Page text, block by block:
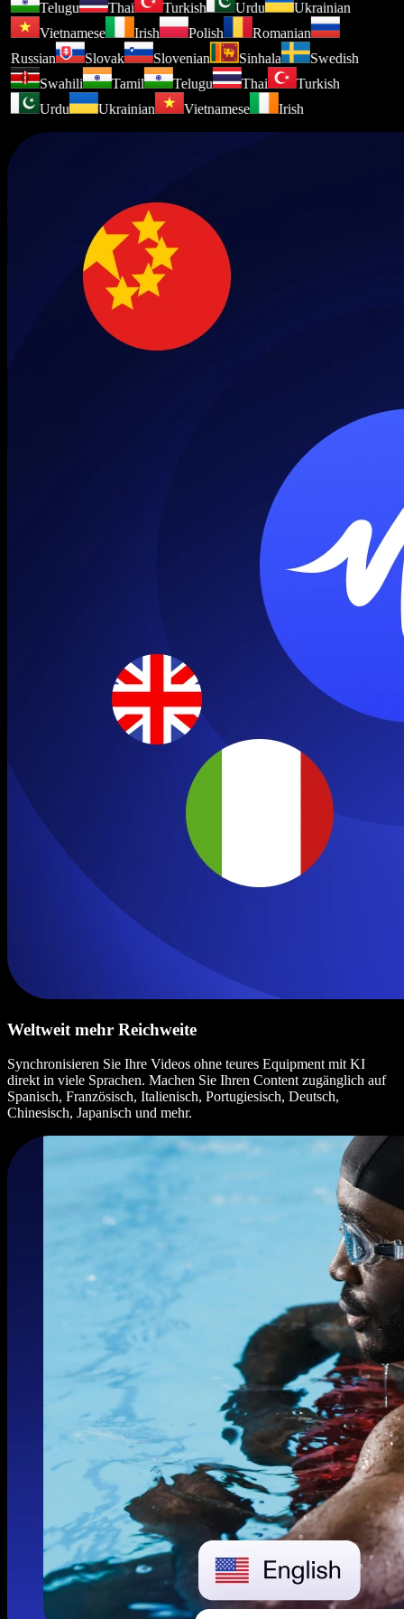
Telugu
Thai Turkish Urdu
Ukrainian
Vietnamese
Irish Polish
Romanian
Russian
Slovak Slovenian Sinhala
Swedish
Swahili
Tamil Telugu Thai
Turkish
Urdu
Ukrainian Vietnamese Irish
Weltweit mehr Reichweite
Synchronisieren Sie Ihre Videos ohne teures Equipment mit KI
direkt in viele Sprachen. Machen Sie Ihren Content zugänglich auf
Spanisch, Französisch, Italienisch, Portugiesisch, Deutsch,
Chinesisch, Japanisch und mehr.